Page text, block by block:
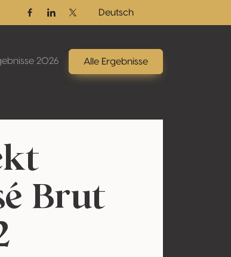
FacebookLinkedinTwitter / X
Deutsch
2026 Alle Ergebnisse
Brut